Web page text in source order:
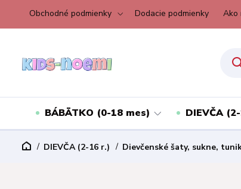
Obchodné podmienky Dodacie podmienky Ako
BÁBÄTKO (0-18 mes) DIEVČA
DIEVČA (2-16 r.) Dievčenské šaty, sukne,